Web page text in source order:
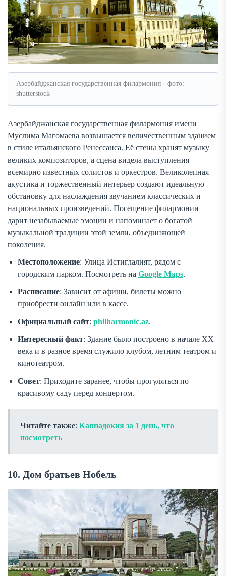
Азербайджанская государственная филармония · фото:
shutterstock
Азербайджанская государственная филармония имени
Муслима Магомаева возвышается величественным зданием
в стиле итальянского Ренессанса. Её стены хранят музыку
великих композиторов, а сцена видела выступления
всемирно известных солистов и оркестров. Великолепная
акустика и торжественный интерьер создают идеальную
обстановку для наслаждения звучанием классических и
национальных произведений. Посещение филармонии
дарит незабываемые эмоции и напоминает о богатой
музыкальной традиции этой земли, объединяющей
поколения.
Местоположение: Улица Истиглалият, рядом с
городским парком. Посмотреть на Google Maps.
Расписание: Зависит от афиши, билеты можно
приобрести онлайн или в кассе.
Официальный сайт: philharmonic.az.
Интересный факт: Здание было построено в начале XX
века и в разное время служило клубом, летним театром и
кинотеатром.
Совет: Приходите заранее, чтобы прогуляться по
красивому саду перед концертом.
Читайте также: Каппадокия за 1 день, что
посмотреть
10. Дом братьев Нобель